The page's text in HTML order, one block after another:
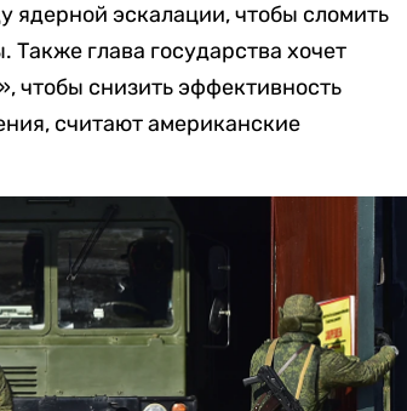
ядерной эскалации, чтобы сломить
глава государства хочет
чтобы снизить эффективность
считают американские